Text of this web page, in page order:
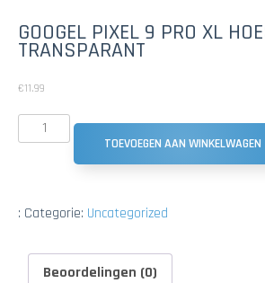
GOOGEL PIXEL 9 PRO XL
TRANSPARANT
€11.99
TOEVOEGEN AAN WINKELWAGEN
: Categorie: Uncategorized
Beoordelingen (0)